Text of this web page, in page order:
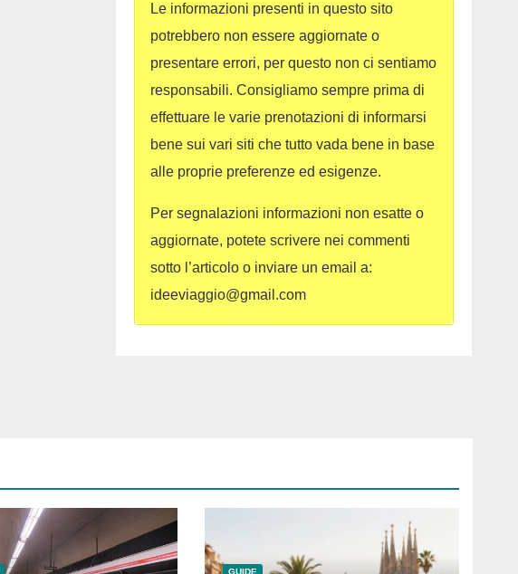
Le informazioni presenti in questo sito
potrebbero non essere aggiornate o
presentare errori, per questo non ci sentiamo
responsabili. Consigliamo sempre prima di
effettuare le varie prenotazioni di informarsi
bene sui vari siti che tutto vada bene in base
alle proprie preferenze ed esigenze.
Per segnalazioni informazioni non esatte o
aggiornate, potete scrivere nei commenti
sotto l’articolo o inviare un email a:
ideeviaggio@gmail.com
GUIDE